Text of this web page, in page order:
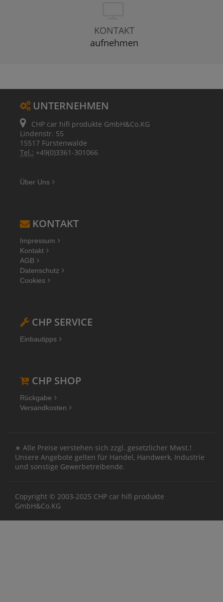
KONTAKT
aufnehmen
UNTERNEHMEN
CHP car hifi produkte GmbH&Co.KG
Lindenstr. 55
15517 Fürstenwalde
Tel.: +49(0)3361-301066
Über Uns
KONTAKT
Impressum
Kontakt
AGB
Datenschutz
Cookies
CHP SERVICE
Einbautipps
CHP SHOP
Rückgabe
Versandkosten
∗ Alle Preise verstehen sich zzgl. gesetzlicher Mwst.!
Unsere Angebote gelten für Handel, Handwerk, Industrie
und sonstige Gewerbetreibende.
Copyright © 2003-2025 CHP car hifi produkte
GmbH&Co.KG